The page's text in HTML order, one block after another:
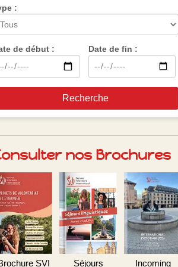
:
de début : Date de fin :
Recherche
nos Brochures
SVI Séjours Incoming